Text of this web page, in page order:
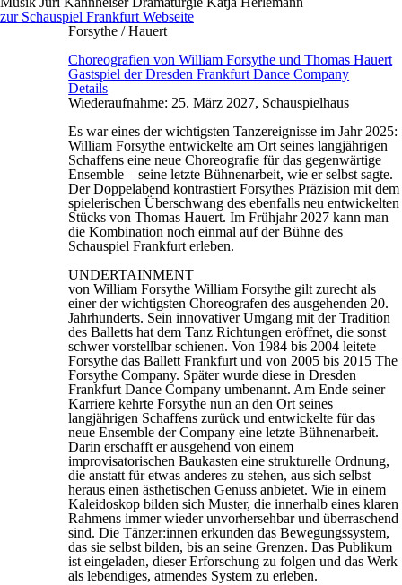
zur Schauspiel Frankfurt Webseite
Forsythe / Hauert
Choreografien von William Forsythe und Thomas Hauert
Gastspiel der Dresden Frankfurt Dance Company
Details
Wiederaufnahme: 25. März 2027, Schauspielhaus
Es war eines der wichtigsten Tanzereignisse im Jahr 2025:
William Forsythe entwickelte am Ort seines langjährigen
Schaffens eine neue Choreografie für das gegenwärtige
Ensemble – seine letzte Bühnenarbeit, wie er selbst sagte.
Der Doppelabend kontrastiert Forsythes Präzision mit dem
spielerischen Überschwang des ebenfalls neu entwickelten
Stücks von Thomas Hauert. Im Frühjahr 2027 kann man
die Kombination noch einmal auf der Bühne des
Schauspiel Frankfurt erleben.
UNDERTAINMENT
von William Forsythe William Forsythe gilt zurecht als
einer der wichtigsten Choreografen des ausgehenden 20.
Jahrhunderts. Sein innovativer Umgang mit der Tradition
des Balletts hat dem Tanz Richtungen eröffnet, die sonst
schwer vorstellbar schienen. Von 1984 bis 2004 leitete
Forsythe das Ballett Frankfurt und von 2005 bis 2015 The
Forsythe Company. Später wurde diese in Dresden
Frankfurt Dance Company umbenannt. Am Ende seiner
Karriere kehrte Forsythe nun an den Ort seines
langjährigen Schaffens zurück und entwickelte für das
neue Ensemble der Company eine letzte Bühnenarbeit.
Darin erschafft er ausgehend von einem
improvisatorischen Baukasten eine strukturelle Ordnung,
die anstatt für etwas anderes zu stehen, aus sich selbst
heraus einen ästhetischen Genuss anbietet. Wie in einem
Kaleidoskop bilden sich Muster, die innerhalb eines klaren
Rahmens immer wieder unvorhersehbar und überraschend
sind. Die Tänzer:innen erkunden das Bewegungssystem,
das sie selbst bilden, bis an seine Grenzen. Das Publikum
ist eingeladen, dieser Erforschung zu folgen und das Werk
als lebendiges, atmendes System zu erleben.